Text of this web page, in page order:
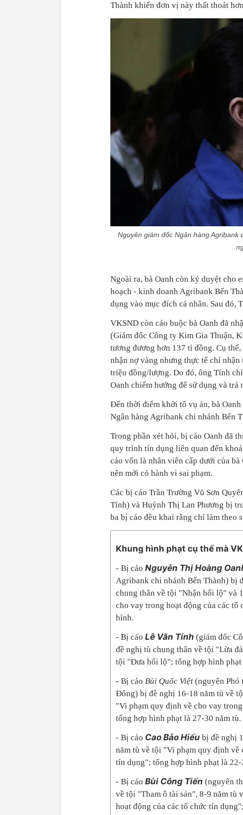
Thành khiến đơn vị này thất thoát
Nguyên giám đốc Ngân hàng Agribank
Ngoài ra, bà Oanh còn ký duyệt cho
hoạch - kinh doanh Agribank Bến
dụng vào mục đích cá nhân. Sau đó,
VKSND còn cáo buộc bà Oanh đã
(Giám đốc Công ty Kim Gia Thuận,
tương đương hơn 137 tỉ đồng. Cụ
nhận nợ vàng nhưng thực tế chỉ
triệu đồng/lượng. Do đó, ông Tính
Oanh chiếm hưởng để sử dụng và trả
Đến thời điểm khởi tố vụ án, bà
Ngân hàng Agribank chi nhánh Bến
Trong phần xét hỏi, bị cáo Oanh đã
quy trình tín dụng liên quan đến
cáo vốn là nhân viên cấp dưới của
nên mới có hành vi sai phạm.
Các bị cáo Trần Trường Vũ Sơn
Tính) và Huỳnh Thị Lan Phương bị
ba bị cáo đều khai rằng chỉ làm theo
Khung hình phạt cụ thể mà
- Bị cáo Nguyễn Thị Hoàng
Agribank chi nhánh Bến Thành) bị
chung thân về tội "Nhận hối lộ" và
cho vay trong hoạt động của các
hình.
- Bị cáo Lê Văn Tính (giám đốc
đề nghị tù chung thân về tội "Lừa
tội "Đưa hối lộ"; tổng hợp hình phạt
- Bị cáo Bùi Quốc Việt (nguyên Phó
Đông) bị đề nghị 16-18 năm tù về
"Vi phạm quy định về cho vay
tổng hợp hình phạt là 27-30 năm tù.
- Bị cáo Cao Bảo Hiếu bị đề nghị
năm tù về tội "Vi phạm quy định về
tín dụng"; tổng hợp hình phạt là 22-
- Bị cáo Bùi Công Tiến (nguyên
về tội "Tham ô tài sản", 8-9 năm tù
hoạt động của các tổ chức tín